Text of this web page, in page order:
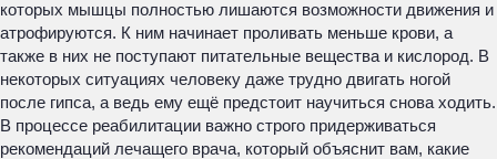
которых мышцы полностью лишаются возможности движения и
атрофируются. К ним начинает проливать меньше крови, а
также в них не поступают питательные вещества и кислород. В
некоторых ситуациях человеку даже трудно двигать ногой
после гипса, а ведь ему ещё предстоит научиться снова ходить.
В процессе реабилитации важно строго придерживаться
рекомендаций лечащего врача, который объяснит вам, какие